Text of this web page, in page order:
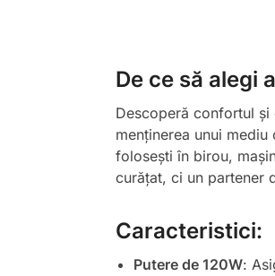
De ce să alegi
Descoperă confortul
menținerea unui
folosești în birou,
curățat, ci un partener
Caracteristici:
Putere de 120W: